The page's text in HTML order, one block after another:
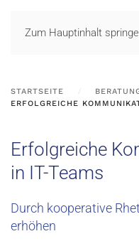
Zum Hauptinhalt
STARTSEITE
ERFOLGREICHE
Erfolgreiche
in IT-Teams
Durch kooperative
erhöhen